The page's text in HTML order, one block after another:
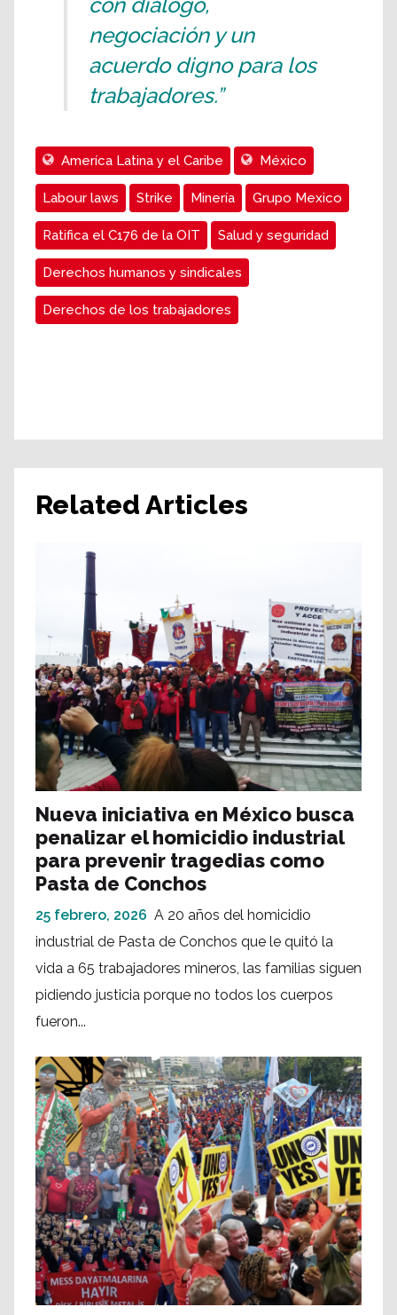
negociación y un
acuerdo digno para los
trabajadores.”
Ameríca Latina y el Caribe México
Labour laws Strike Minería Grupo Mexico
Ratifica el C176 de la OIT Salud y seguridad
Derechos humanos y sindicales
Derechos de los trabajadores
Related Articles
Nueva iniciativa en México busca
penalizar el homicidio industrial
para prevenir tragedias como
Pasta de Conchos
25 febrero, 2026 A 20 años del homicidio
industrial de Pasta de Conchos que le quitó la
vida a 65 trabajadores mineros, las familias siguen
pidiendo justicia porque no todos los cuerpos
fueron...